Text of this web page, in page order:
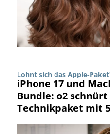
Lohnt sich das Apple-
iPhone 17 und
Bundle: o2
Technikpaket mit